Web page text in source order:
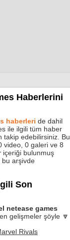
Haberlerini
haberleri de dahil
ile ilgili tüm haber
takip edebilirsiniz. Bu
video, 0 galeri ve 8
içeriği bulunmuş
bu arşivde
Son
netease games
gelişmeler şöyle 🔽
Rivals